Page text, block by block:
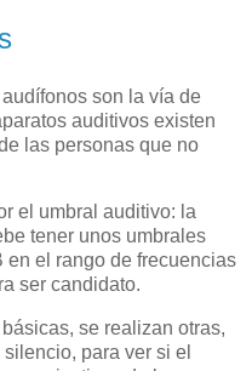
son la vía de
auditivos existen
las personas que no
el umbral auditivo: la
tener unos umbrales
el rango de frecuencias
ser candidato.
se realizan otras,
para ver si el